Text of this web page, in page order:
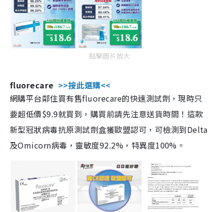
點擊圖片放大
fluorecare >>按此選購<<
網購平台鄰住買有售fluorecare的快速測試劑，現時只
要超低價$9.9就買到，購買前請先注意送貨時間！這款
新型冠狀病毒抗原測試劑盒獲歐盟認可，可檢測到Delta
及Omicorn病毒，靈敏度92.2%，特異度100%。